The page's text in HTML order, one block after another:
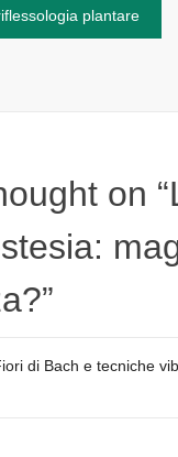
plantare
on “
”
di Bach e tecniche